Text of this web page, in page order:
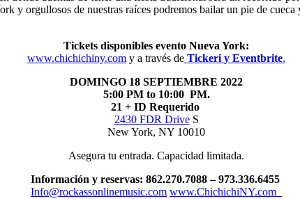
y orgullosos de nuestras raíces podremos bailar un pie de
Tickets disponibles evento Nueva York:
www.chichichiny.com y a través de Tickeri y Eventbrite.
DOMINGO 18 SEPTIEMBRE 2022
5:00 PM to 10:00 PM.
21 + ID Requerido
2430 FDR DriveS
New York, NY 10010
Asegura tu entrada. Capacidad limitada.
Información y reservas: 862.270.7088 – 973.336.6455
Info@rockassonlinemusic.com www.ChichichiNY.com